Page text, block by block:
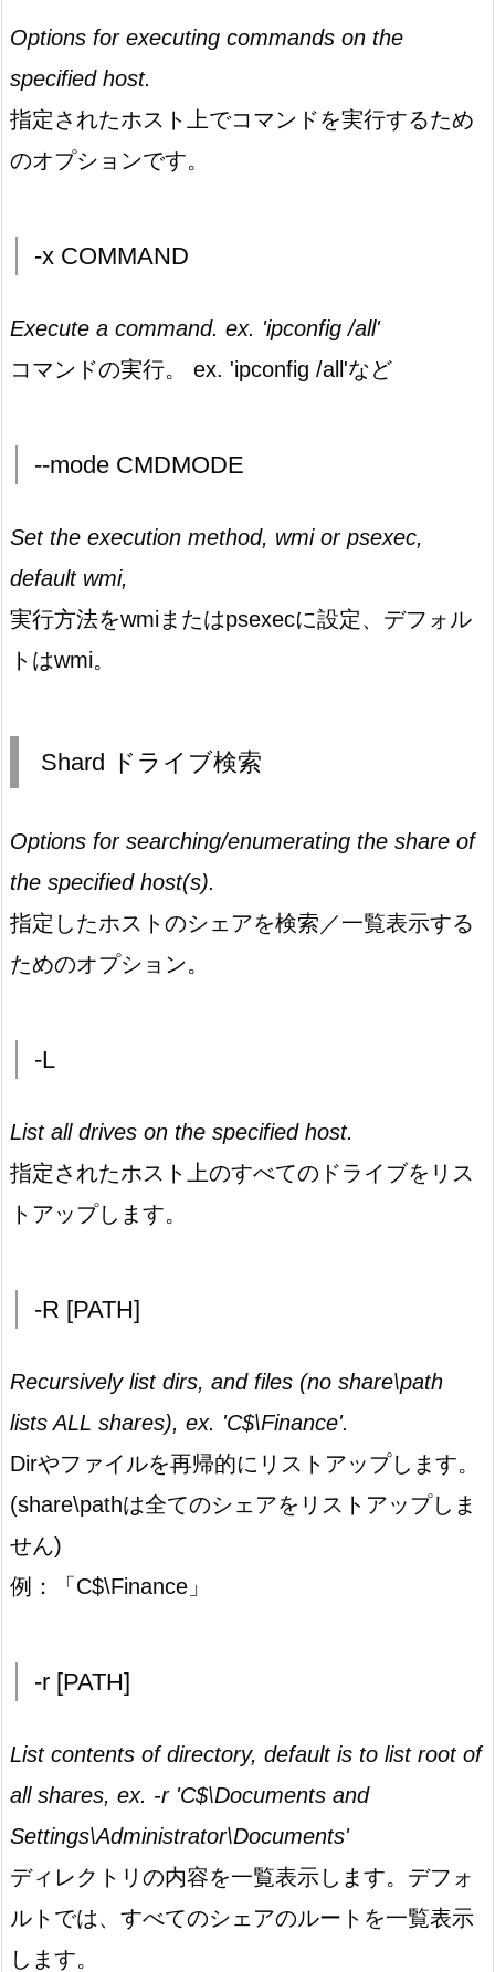
Options for executing commands on the
specified host.
指定されたホスト上でコマンドを実行するため
のオプションです。
-x COMMAND
Execute a command. ex. 'ipconfig /all'
コマンドの実行。 ex. 'ipconfig /all'など
--mode CMDMODE
Set the execution method, wmi or psexec,
default wmi,
実行方法をwmiまたはpsexecに設定、デフォル
トはwmi。
Shard ドライブ検索
Options for searching/enumerating the share of
the specified host(s).
指定したホストのシェアを検索／一覧表示する
ためのオプション。
-L
List all drives on the specified host.
指定されたホスト上のすべてのドライブをリス
トアップします。
-R [PATH]
Recursively list dirs, and files (no share\path
lists ALL shares), ex. 'C$\Finance'.
Dirやファイルを再帰的にリストアップします。
(share\pathは全てのシェアをリストアップしま
せん)
例：「C$\Finance」
-r [PATH]
List contents of directory, default is to list root of
all shares, ex. -r 'C$\Documents and
Settings\Administrator\Documents'
ディレクトリの内容を一覧表示します。デフォ
ルトでは、すべてのシェアのルートを一覧表示
します。